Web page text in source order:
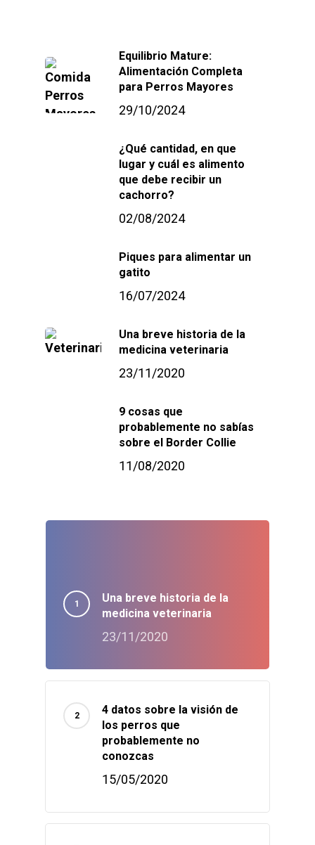
Equilibrio Mature:
Alimentación Completa
para Perros Mayores
29/10/2024
¿Qué cantidad, en que
lugar y cuál es alimento
que debe recibir un
cachorro?
02/08/2024
Piques para alimentar un
gatito
16/07/2024
Una breve historia de la
medicina veterinaria
23/11/2020
9 cosas que
probablemente no sabías
sobre el Border Collie
11/08/2020
Una breve historia de la
medicina veterinaria
23/11/2020
4 datos sobre la visión de
los perros que
probablemente no
conozcas
15/05/2020
Home
Sobre
Conferencias
info@sadenir.com.uy